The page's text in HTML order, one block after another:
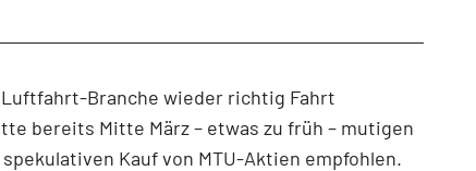
Branche wieder richtig Fahrt
bereits Mitte März – etwas zu früh – mutigen
Kauf von MTU-Aktien empfohlen.